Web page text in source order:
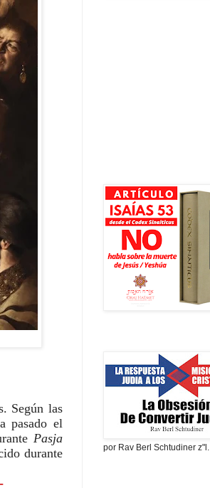
Según las
Pasja
durante
por Rav Berl Schtudiner z"l.